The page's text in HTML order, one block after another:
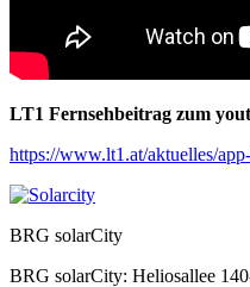
LT1 Fernsehbeitrag zum
https://www.lt1.at/aktuelles/
BRG solarCity
BRG solarCity: Heliosallee